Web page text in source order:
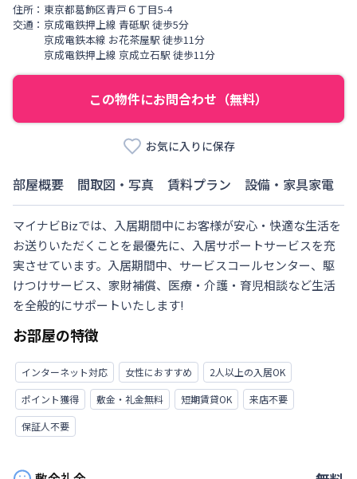
住所： 東京都葛飾区青戸 ６丁目5-4
交通： 京成電鉄押上線 青砥駅 徒歩5分
京成電鉄本線 お花茶屋駅 徒歩11分
京成電鉄押上線 京成立石駅 徒歩11分
この物件にお問合わせ（無料）
お気に入りに保存
部屋概要 間取図・写真 賃料プラン 設備・家具家電
マイナビBizでは、入居期間中にお客様が安心・快適な生活を
お送りいただくことを最優先に、入居サポートサービスを充
実させています。入居期間中、サービスコールセンター、駆
けつけサービス、家財補償、医療・介護・育児相談など生活
を全般的にサポートいたします!
お部屋の特徴
インターネット対応 女性におすすめ
2人以上の入居OK
ポイント獲得
敷金・礼金無料 短期賃貸OK
来店不要
保証人不要